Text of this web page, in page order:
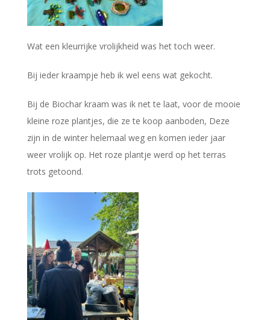
Wat een kleurrijke vrolijkheid was het toch weer.
Bij ieder kraampje heb ik wel eens wat gekocht.
Bij de Biochar kraam was ik net te laat, voor de mooie
kleine roze plantjes, die ze te koop aanboden, Deze
zijn in de winter helemaal weg en komen ieder jaar
weer vrolijk op. Het roze plantje werd op het terras
trots getoond.